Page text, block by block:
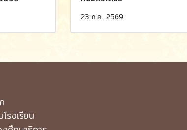
23 ก.ค. 2569
รงเรียน